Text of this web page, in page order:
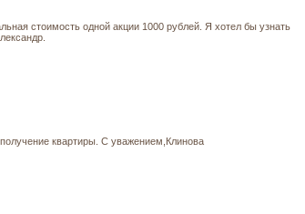
стоимость одной акции 1000 рублей. Я хотел бы узнать
квартиры. С уважением,Клинова